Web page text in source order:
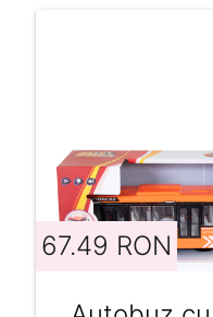
67.49 RON